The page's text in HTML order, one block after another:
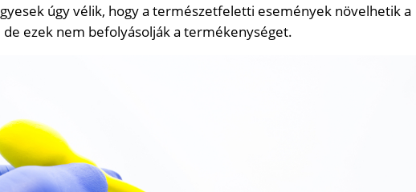
úgy vélik, hogy a természetfeletti események növelhetik a
ezek nem befolyásolják a termékenységet.